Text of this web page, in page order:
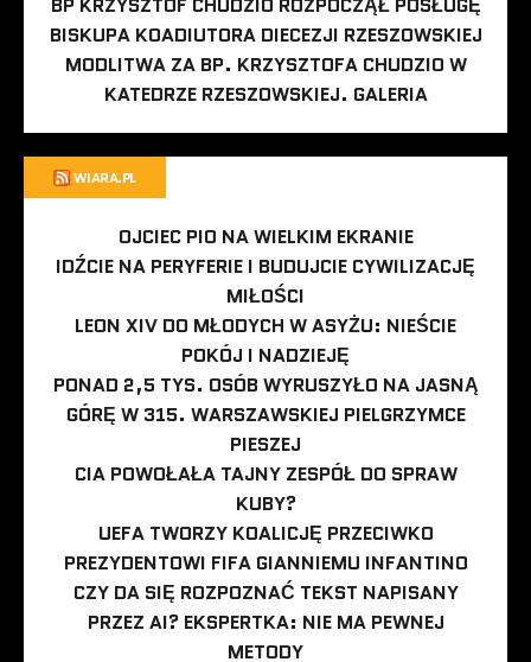
BP KRZYSZTOF CHUDZIO ROZPOCZĄŁ POSŁUGĘ
BISKUPA KOADIUTORA DIECEZJI RZESZOWSKIEJ
MODLITWA ZA BP. KRZYSZTOFA CHUDZIO W
KATEDRZE RZESZOWSKIEJ. GALERIA
WIARA.PL
OJCIEC PIO NA WIELKIM EKRANIE
IDŹCIE NA PERYFERIE I BUDUJCIE CYWILIZACJĘ
MIŁOŚCI
LEON XIV DO MŁODYCH W ASYŻU: NIEŚCIE
POKÓJ I NADZIEJĘ
PONAD 2,5 TYS. OSÓB WYRUSZYŁO NA JASNĄ
GÓRĘ W 315. WARSZAWSKIEJ PIELGRZYMCE
PIESZEJ
CIA POWOŁAŁA TAJNY ZESPÓŁ DO SPRAW
KUBY?
UEFA TWORZY KOALICJĘ PRZECIWKO
PREZYDENTOWI FIFA GIANNIEMU INFANTINO
CZY DA SIĘ ROZPOZNAĆ TEKST NAPISANY
PRZEZ AI? EKSPERTKA: NIE MA PEWNEJ
METODY